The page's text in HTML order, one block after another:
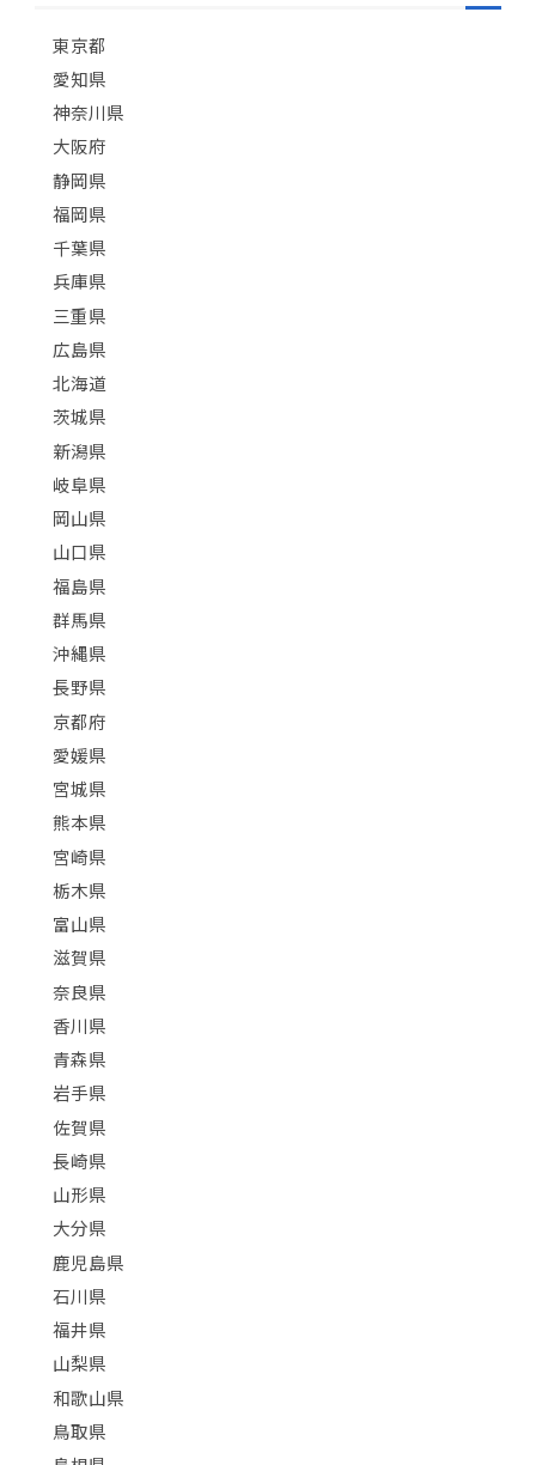
東京都
愛知県
神奈川県
大阪府
静岡県
福岡県
千葉県
兵庫県
三重県
広島県
北海道
茨城県
新潟県
岐阜県
岡山県
山口県
福島県
群馬県
沖縄県
長野県
京都府
愛媛県
宮城県
熊本県
宮崎県
栃木県
富山県
滋賀県
奈良県
香川県
青森県
岩手県
佐賀県
長崎県
山形県
大分県
鹿児島県
石川県
福井県
山梨県
和歌山県
鳥取県